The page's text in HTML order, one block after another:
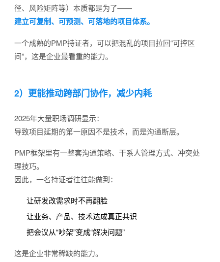
径、风险矩阵等）本质都是为了——
建立可复制、可预测、可落地的项目体系。
一个成熟的PMP持证者，可以把混乱的项目拉回“可控区
间”，这是企业最看重的能力。
2）更能推动跨部门协作，减少内耗
2025年大量职场调研显示：
导致项目延期的第一原因不是技术，而是沟通断层。
PMP框架里有一整套沟通策略、干系人管理方式、冲突处
理技巧。
因此，一名持证者往往能做到：
让研发改需求时不再翻脸
让业务、产品、技术达成真正共识
把会议从“吵架”变成“解决问题”
这是企业非常稀缺的能力。